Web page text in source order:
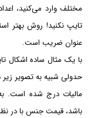
مختلف وارد می‌کنید،
تایپ نکنید! روش بهتر
عنوان ضریب است.
با یک مثال ساده اشکال
حدولی شبیه به تصویر